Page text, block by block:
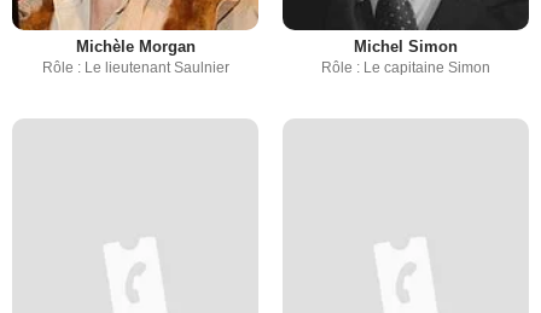
Michèle Morgan
Rôle : Le lieutenant Saulnier
Michel Simon
Rôle : Le capitaine Simon